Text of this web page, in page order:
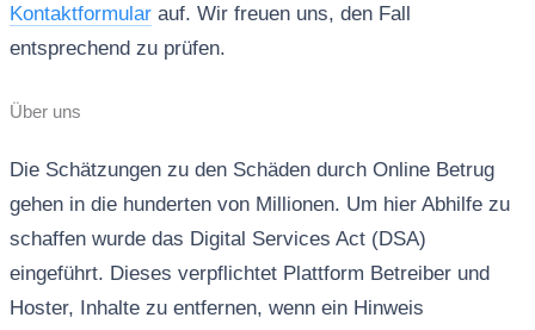
Kontaktformularauf. Wir freuen uns, den Fall
entsprechend zu prüfen.
Über uns
Die Schätzungen zu den Schäden durch Online Betrug
gehen in die hunderten von Millionen. Um hier Abhilfe zu
schaffen wurde das Digital Services Act (DSA)
eingeführt. Dieses verpflichtet Plattform Betreiber und
Hoster, Inhalte zu entfernen, wenn ein Hinweis